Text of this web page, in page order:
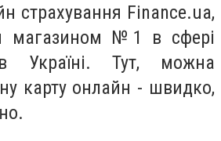
страхування Finance.ua,
магазином №1 в сфері
Україні. Тут, можна
карту онлайн - швидко,